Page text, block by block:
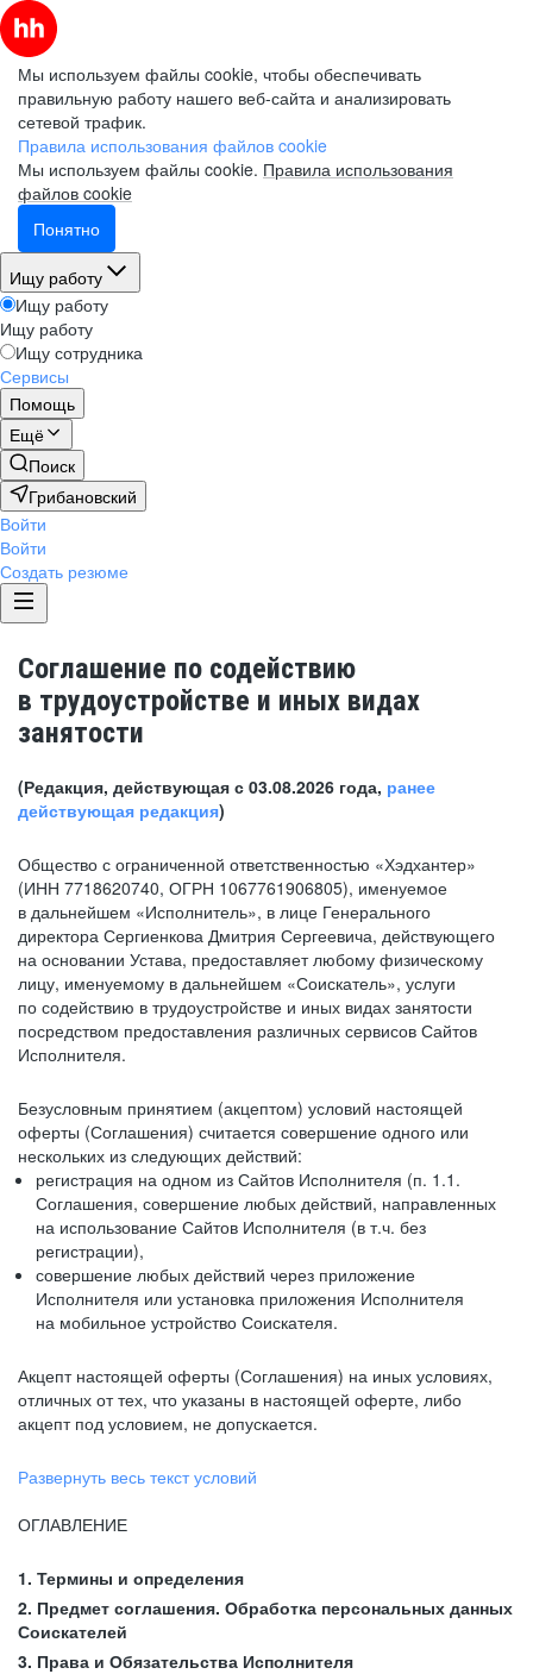
Мы используем файлы cookie, чтобы обеспечивать
правильную работу нашего веб-сайта и анализировать
сетевой трафик.
Правила использования файлов cookie
Мы используем файлы cookie. Правила использования
файлов cookie
Понятно
Ищу работу
Ищу работу
Ищу работу
Ищу сотрудника
Сервисы
Помощь
Ещё
Поиск
Грибановский
Войти
Войти
Создать резюме
Соглашение по содействию
в трудоустройстве и иных видах
занятости
(Редакция, действующая с 03.08.2026 года, ранее
действующая редакция)
Общество с ограниченной ответственностью «Хэдхантер»
(ИНН 7718620740, ОГРН 1067761906805), именуемое
в дальнейшем «Исполнитель», в лице Генерального
директора Сергиенкова Дмитрия Сергеевича, действующего
на основании Устава, предоставляет любому физическому
лицу, именуемому в дальнейшем «Соискатель», услуги
по содействию в трудоустройстве и иных видах занятости
посредством предоставления различных сервисов Сайтов
Исполнителя.
Безусловным принятием (акцептом) условий настоящей
оферты (Соглашения) считается совершение одного или
нескольких из следующих действий:
регистрация на одном из Сайтов Исполнителя (п. 1.1.
Соглашения, совершение любых действий, направленных
на использование Сайтов Исполнителя (в т.ч. без
регистрации),
совершение любых действий через приложение
Исполнителя или установка приложения Исполнителя
на мобильное устройство Соискателя.
Акцепт настоящей оферты (Соглашения) на иных условиях,
отличных от тех, что указаны в настоящей оферте, либо
акцепт под условием, не допускается.
Развернуть весь текст условий
ОГЛАВЛЕНИЕ
1. Термины и определения
2. Предмет соглашения. Обработка персональных данных
Соискателей
3. Права и Обязательства Исполнителя